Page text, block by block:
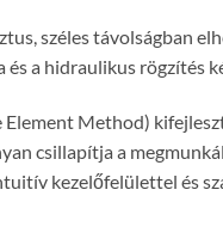
széles távolságban
a hidraulikus rögzítés
Element Method)
csillapítja a
kezelőfelülettel és